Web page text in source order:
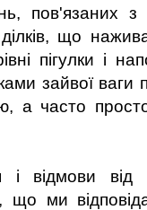
пов'язаних
ділків, що
пігулки і
зайвої ваги
а часто
і відмови від
що ми